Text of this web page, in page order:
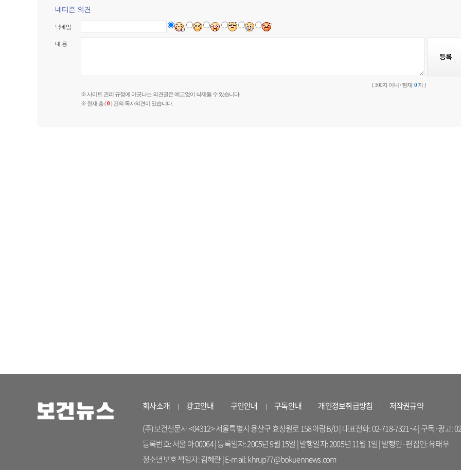
네티즌 의견
닉네임
내 용
[ 300자 이내 / 현재:0 자 ]
※ 사이트 관리 규정에 어긋나는 의견글은 예고없이 삭제될 수 있습니다.
※ 현재 총 (0) 건의 독자의견이 있습니다.
회사소개 광고안내 구인안내 구독안내 개인정보취급방침
저작권규약
(주)보건신문사 <04312> 서울특별시 용산구 효창원로 158 아람B/D | 대표전화: 02-718-7321~4 | 구독·광고:
등록번호: 서울 아 00064 | 등록일자: 2005년 9월 15일 | 발행일자: 2005년 11월 1일 | 발행인·편집인: 유태우
청소년보호 책임자: 김혜란 | E-mail: khrup77@bokuennews.com